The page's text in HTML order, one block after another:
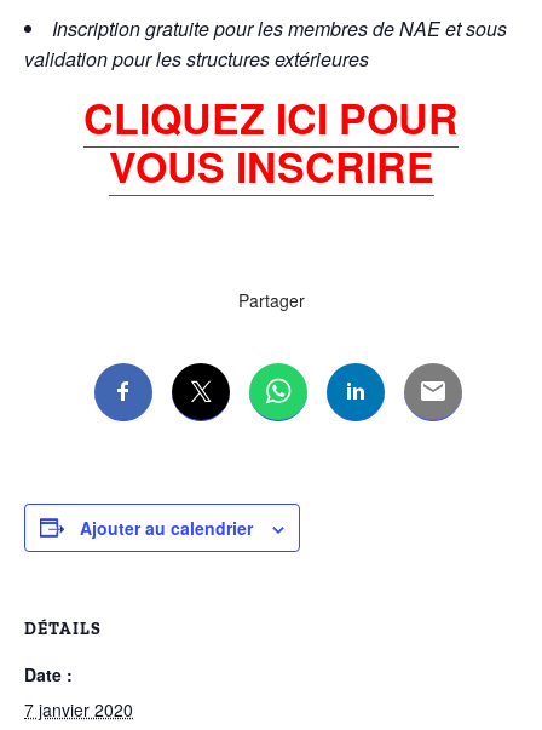
Inscription gratuite pour les membres de NAE et sous
validation pour les structures extérieures
CLIQUEZ ICI POUR
VOUS INSCRIRE
Partager
Ajouter au calendrier
DÉTAILS
Date :
7 janvier 2020